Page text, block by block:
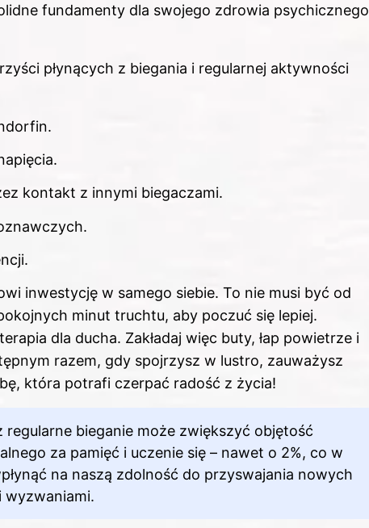
fundamenty dla swojego zdrowia psychicznego
płynących z biegania i regularnej aktywności
kontakt z innymi biegaczami.
inwestycję w samego siebie. To nie musi być od
minut truchtu, aby poczuć się lepiej.
dla ducha. Zakładaj więc buty, łap powietrze i
razem, gdy spojrzysz w lustro, zauważysz
która potrafi czerpać radość z życia!
bieganie może zwiększyć objętość
za pamięć i uczenie się – nawet o 2%, co w
na naszą zdolność do przyswajania nowych
wyzwaniami.